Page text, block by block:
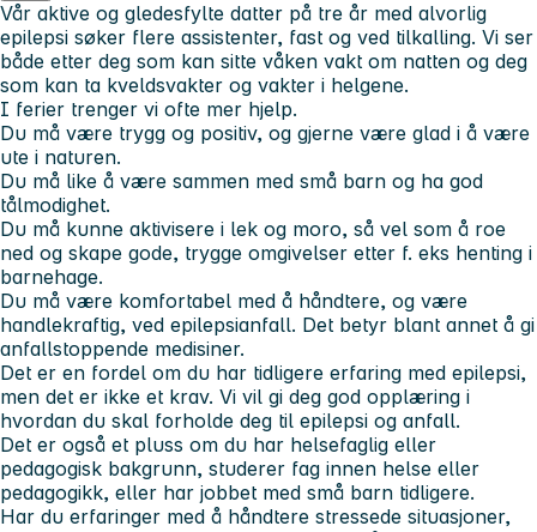
Vår aktive og gledesfylte datter på tre år med alvorlig
epilepsi søker flere assistenter, fast og ved tilkalling. Vi ser
både etter deg som kan sitte våken vakt om natten og deg
som kan ta kveldsvakter og vakter i helgene.
I ferier trenger vi ofte mer hjelp.
Du må være trygg og positiv, og gjerne være glad i å være
ute i naturen.
Du må like å være sammen med små barn og ha god
tålmodighet.
Du må kunne aktivisere i lek og moro, så vel som å roe
ned og skape gode, trygge omgivelser etter f. eks henting i
barnehage.
Du må være komfortabel med å håndtere, og være
handlekraftig, ved epilepsianfall. Det betyr blant annet å gi
anfallstoppende medisiner.
Det er en fordel om du har tidligere erfaring med epilepsi,
men det er ikke et krav. Vi vil gi deg god opplæring i
hvordan du skal forholde deg til epilepsi og anfall.
Det er også et pluss om du har helsefaglig eller
pedagogisk bakgrunn, studerer fag innen helse eller
pedagogikk, eller har jobbet med små barn tidligere.
Har du erfaringer med å håndtere stressede situasjoner,